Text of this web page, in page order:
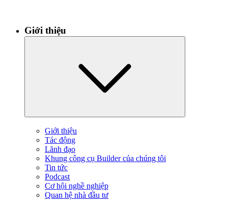
Giới thiệu
Giới thiệu
Tác động
Lãnh đạo
Khung công cụ Builder của chúng tôi
Tin tức
Podcast
Cơ hội nghề nghiệp
Quan hệ nhà đầu tư